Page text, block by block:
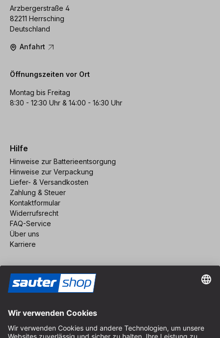
Arzbergerstraße 4
82211 Herrsching
Deutschland
Anfahrt
Öffnungszeiten vor Ort
Montag bis Freitag
8:30 - 12:30 Uhr & 14:00 - 16:30 Uhr
Hilfe
Hinweise zur Batterieentsorgung
Hinweise zur Verpackung
Liefer- & Versandkosten
Zahlung & Steuer
Kontaktformular
Widerrufsrecht
FAQ-Service
Über uns
Karriere
Impressum